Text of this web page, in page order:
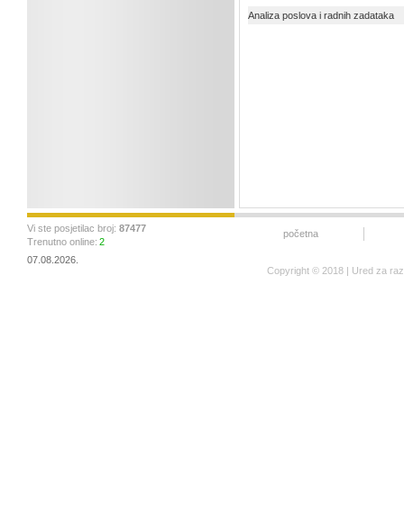
Analiza poslova i radnih zadataka
Vi ste posjetilac broj: 87477
Trenutno online: 2
07.08.2026.
početna
Copyright © 2018 | Ured za